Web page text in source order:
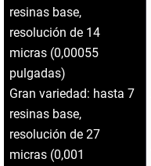
resinas base,
resolución de 14
micras (0,00055
pulgadas)
Gran variedad: hasta 7
resinas base,
resolución de 27
micras (0,001